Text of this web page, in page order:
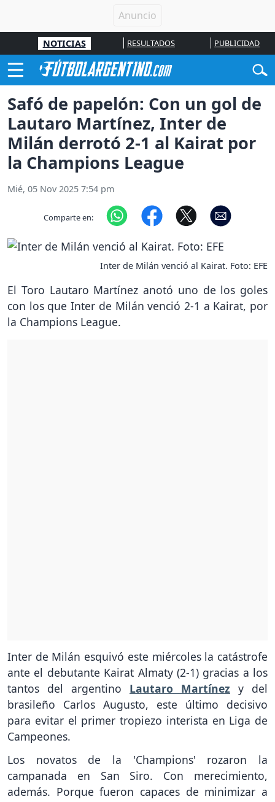
NOTICIAS RESULTADOS PUBLICIDAD
Safó de papelón: Con un gol de
Lautaro Martínez, Inter de
Milán derrotó 2-1 al Kairat por
la Champions League
Mié, 05 Nov 2025 7:54 pm
Comparte en:
Inter de Milán venció al Kairat. Foto: EFE
El Toro Lautaro Martínez anotó uno de los goles
con los que Inter de Milán venció 2-1 a Kairat, por
la Champions League.
Inter de Milán esquivó este miércoles la catástrofe
ante el debutante Kairat Almaty (2-1) gracias a los
tantos del argentino Lautaro Martínez y del
brasileño Carlos Augusto, este último decisivo
para evitar el primer tropiezo interista en Liga de
Campeones.
Los novatos de la 'Champions' rozaron la
campanada en San Siro. Con merecimiento,
además. Porque fueron capaces de minimizar a